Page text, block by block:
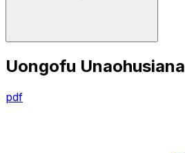
Uongofu Unaohusiana
pdf